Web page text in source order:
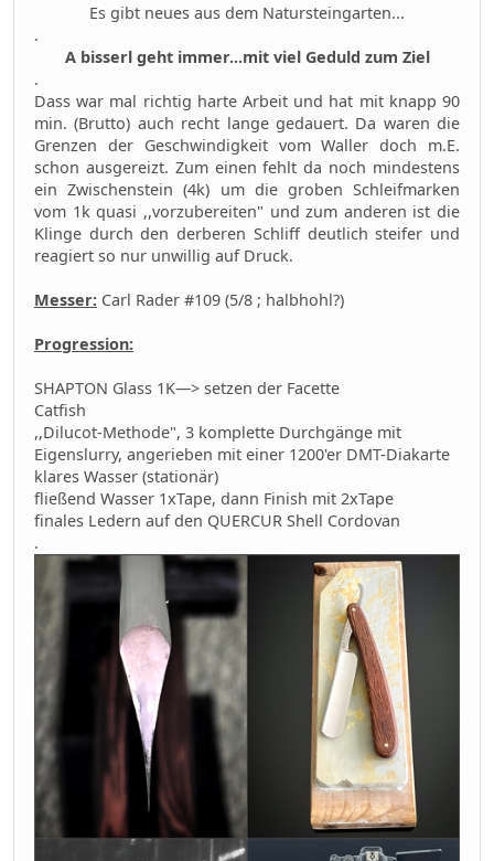
Es gibt neues aus dem Natursteingarten...
.
A bisserl geht immer...mit viel Geduld zum Ziel
.
Dass war mal richtig harte Arbeit und hat mit knapp 90
min. (Brutto) auch recht lange gedauert. Da waren die
Grenzen der Geschwindigkeit vom Waller doch m.E.
schon ausgereizt. Zum einen fehlt da noch mindestens
ein Zwischenstein (4k) um die groben Schleifmarken
vom 1k quasi ,,vorzubereiten" und zum anderen ist die
Klinge durch den derberen Schliff deutlich steifer und
reagiert so nur unwillig auf Druck.
Messer: Carl Rader #109 (5/8 ; halbhohl?)
Progression:
SHAPTON Glass 1K—> setzen der Facette
Catfish
,,Dilucot-Methode", 3 komplette Durchgänge mit
Eigenslurry, angerieben mit einer 1200'er DMT-Diakarte
klares Wasser (stationär)
fließend Wasser 1xTape, dann Finish mit 2xTape
finales Ledern auf den QUERCUR Shell Cordovan
.